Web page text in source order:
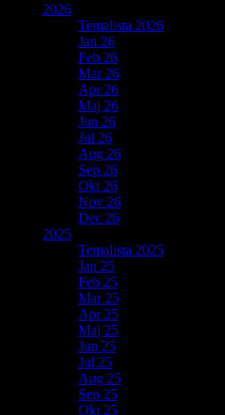
2026
Temalista 2026
Jan 26
Feb 26
Mar 26
Apr 26
Maj 26
Jun 26
Jul 26
Aug 26
Sep 26
Okt 26
Nov 26
Dec 26
2025
Temalista 2025
Jan 25
Feb 25
Mar 25
Apr 25
Maj 25
Jun 25
Jul 25
Aug 25
Sep 25
Okt 25